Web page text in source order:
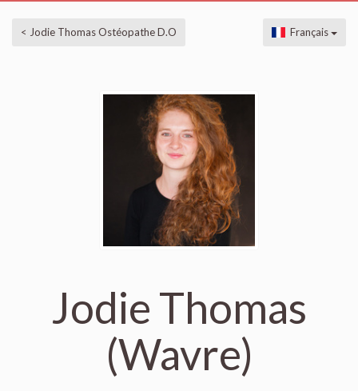
< Jodie Thomas Ostéopathe D.O Français
Jodie Thomas
(Wavre)